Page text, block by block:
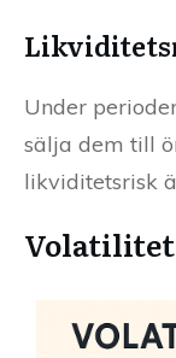
Under
sälja dem till
likviditetsrisk